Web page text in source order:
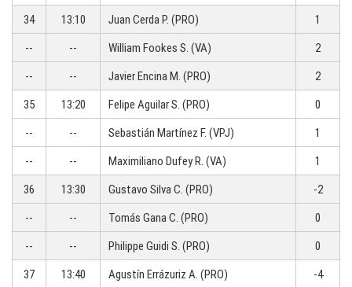
34
13:10 Juan Cerda P. (PRO)
1
--
-- William Fookes S. (VA)
2
--
-- Javier Encina M. (PRO)
2
35
13:20 Felipe Aguilar S. (PRO)
0
--
-- Sebastián Martínez F. (VPJ)
1
--
-- Maximiliano Dufey R. (VA)
1
36
13:30 Gustavo Silva C. (PRO)
-2
--
-- Tomás Gana C. (PRO)
0
--
-- Philippe Guidi S. (PRO)
0
37
13:40 Agustín Errázuriz A. (PRO)
-4